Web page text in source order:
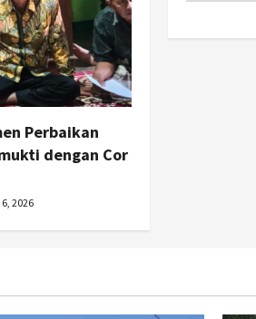
Perbaikan
dengan Cor
2026